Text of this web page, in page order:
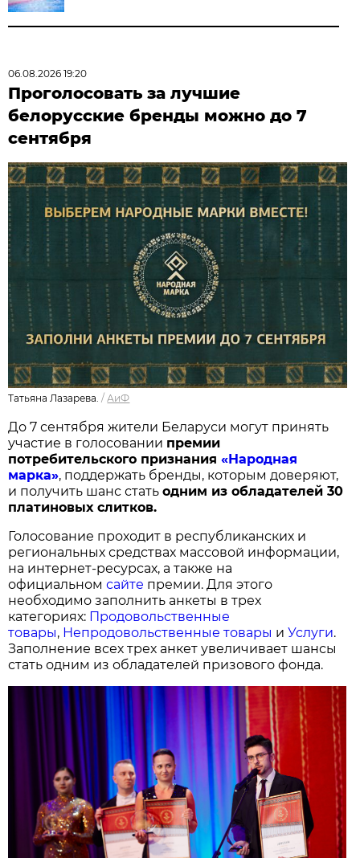
06.08.2026 19:20
Проголосовать за лучшие
белорусские бренды можно до 7
сентября
Татьяна Лазарева. / АиФ
До 7 сентября жители Беларуси могут принять
участие в голосовании премии
потребительского признания«Народная
марка», поддержать бренды, которым доверяют,
и получить шанс статьодним из обладателей 30
платиновых слитков.
Голосование проходит в республиканских и
региональных средствах массовой информации,
на интернет-ресурсах, а также на
официальномсайте премии. Для этого
необходимо заполнить анкеты в трех
категориях: Продовольственные
товары, Непродовольственные товары иУслуги.
Заполнение всех трех анкет увеличивает шансы
стать одним из обладателей призового фонда.